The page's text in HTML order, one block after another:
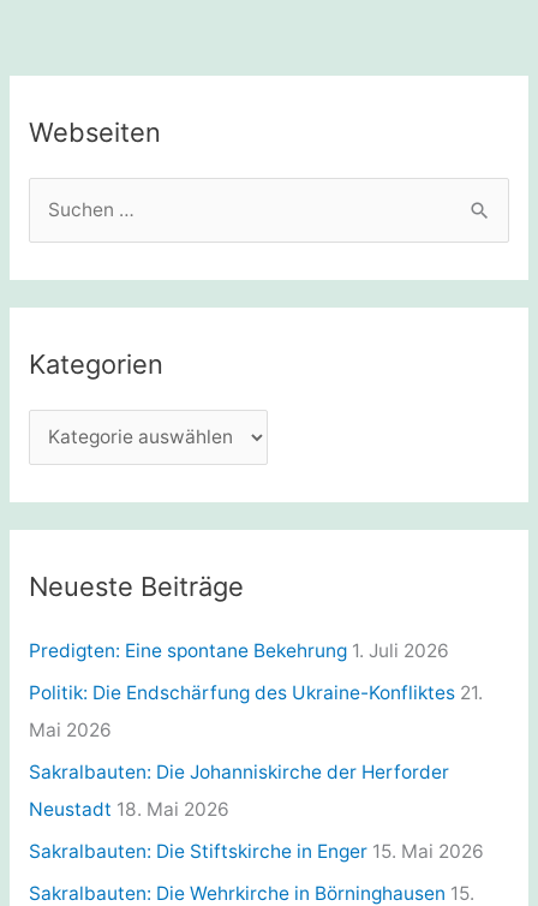
Webseiten
h
n
n
h
Kategorien
a
t
g
r
i
e
n
Neueste Beiträge
Predigten: Eine spontane Bekehrung 1. Juli 2026
Politik: Die Endschärfung des Ukraine-Konfliktes 21.
Mai 2026
Sakralbauten: Die Johanniskirche der Herforder
Neustadt 18. Mai 2026
Sakralbauten: Die Stiftskirche in Enger 15. Mai 2026
Sakralbauten: Die Wehrkirche in Börninghausen 15.